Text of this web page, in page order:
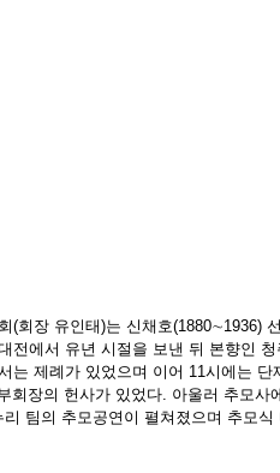
회장 유인태)는 신채호(1880∼1936)
에서 유년 시절을 보낸 뒤 본향인
제례가 있었으며 이어 11시에는 단
장의 헌사가 있었다. 아울러 추모사
팀의 추모공연이 펼쳐졌으며 추모식